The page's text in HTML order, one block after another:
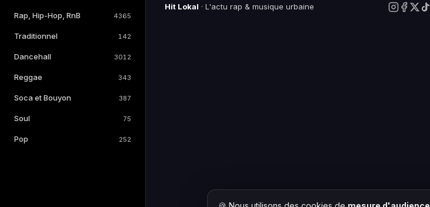
Rap, Hip-Hop, RnB 4365
Traditionnel 142
Dancehall 3012
Reggae 343
Soca et Bouyon 387
Soul 75
Pop 252
Hit Lokal · L'actu rap & musique urbaine